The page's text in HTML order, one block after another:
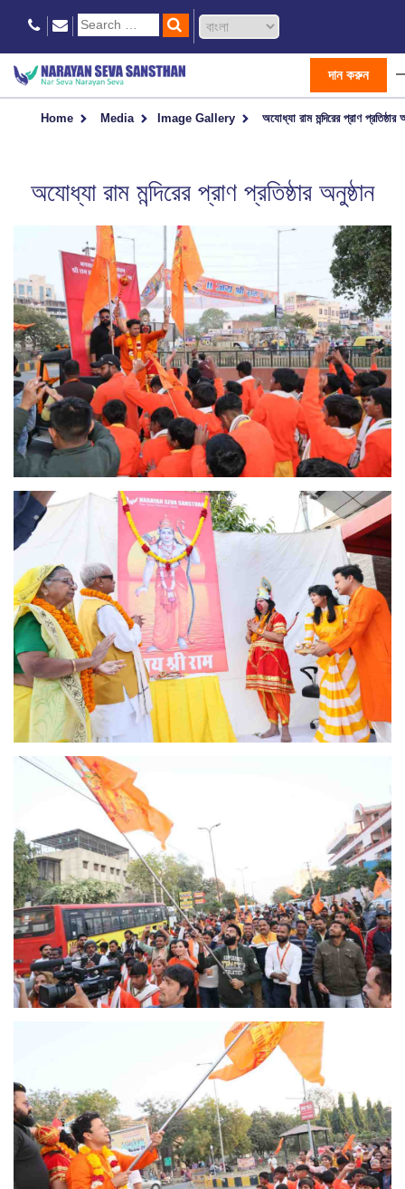
দান করুন
Home Media Image Gallery অযোধ্যা রাম মন্দিরের প্রাণ প্রতিষ্ঠার
অযোধ্যা রাম মন্দিরের প্রাণ প্রতিষ্ঠার অনুষ্ঠান